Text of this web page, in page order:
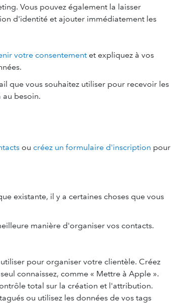
Vous pouvez également la laisser
d'identité et ajouter immédiatement les
votre consentement et expliquez à vos
que vous souhaitez utiliser pour recevoir les
besoin.
ou créez un formulaire d'inscription pour
existante, il y a certaines choses que vous
manière d'organiser vos contacts.
pour organiser votre clientèle. Créez
connaissez, comme « Mettre à Apple ».
total sur la création et l'attribution.
ou utilisez les données de vos tags